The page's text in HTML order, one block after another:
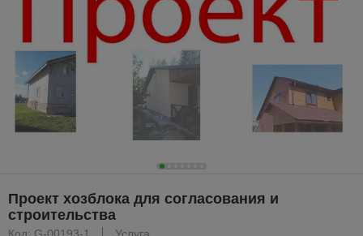
Проект хозблока для согласования и
строительства
Код: G-00193-1 Услуга